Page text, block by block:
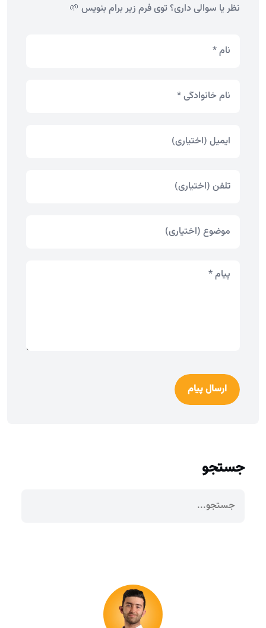
نظر یا سوالی داری؟ توی فرم زیر برام بنویس 🌱
ارسال پیام
جستجو